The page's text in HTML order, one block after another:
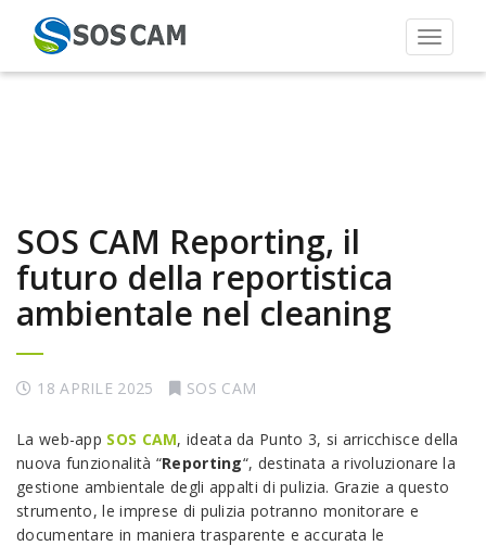
Toggle
SOS CAM Reporting, il
futuro della reportistica
ambientale nel cleaning
18 APRILE 2025 SOS CAM
La web-app SOS CAM, ideata da Punto 3, si arricchisce della
nuova funzionalità “Reporting“, destinata a rivoluzionare la
gestione ambientale degli appalti di pulizia. Grazie a questo
strumento, le imprese di pulizia potranno monitorare e
documentare in maniera trasparente e accurata le